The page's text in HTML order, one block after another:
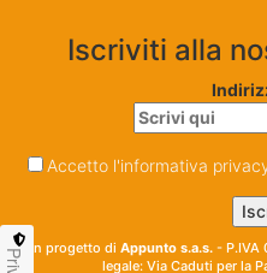
Iscriviti alla
Accetto l'informativa
Un progetto di Appunto s.a.s. - P.IVA
legale: Via Caduti per la